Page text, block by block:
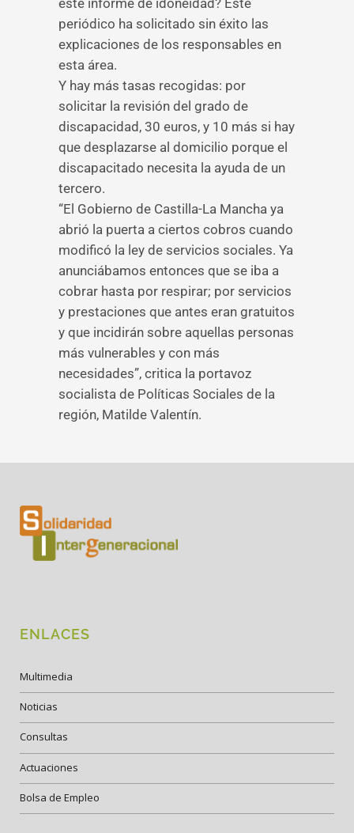
este informe de idoneidad? Este
periódico ha solicitado sin éxito las
explicaciones de los responsables en
esta área.
Y hay más tasas recogidas: por
solicitar la revisión del grado de
discapacidad, 30 euros, y 10 más si hay
que desplazarse al domicilio porque el
discapacitado necesita la ayuda de un
tercero.
“El Gobierno de Castilla-La Mancha ya
abrió la puerta a ciertos cobros cuando
modificó la ley de servicios sociales. Ya
anunciábamos entonces que se iba a
cobrar hasta por respirar; por servicios
y prestaciones que antes eran gratuitos
y que incidirán sobre aquellas personas
más vulnerables y con más
necesidades”, critica la portavoz
socialista de Políticas Sociales de la
región, Matilde Valentín.
ENLACES
Multimedia
Noticias
Consultas
Actuaciones
Bolsa de Empleo